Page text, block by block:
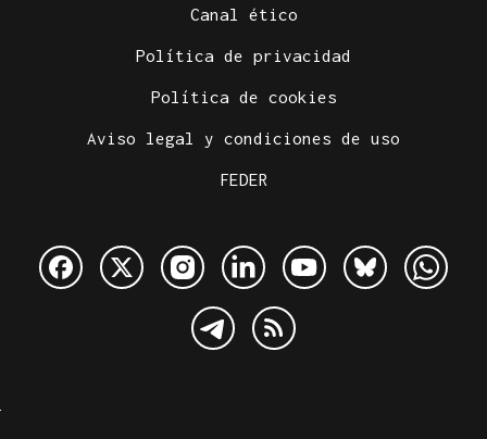
Canal ético
Política de privacidad
Política de cookies
Aviso legal y condiciones de uso
FEDER